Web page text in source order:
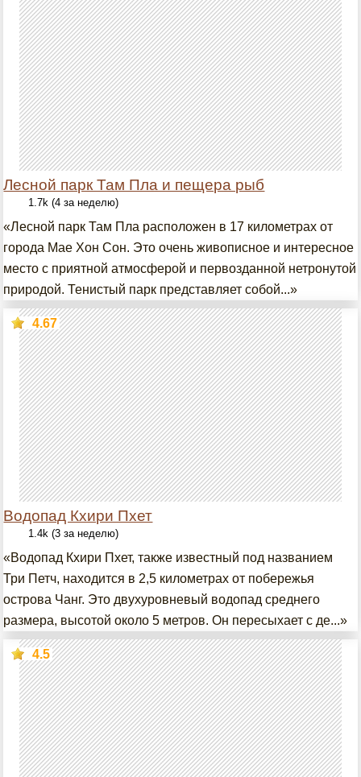
Лесной парк Там Пла и пещера рыб
1.7k (4 за неделю)
«Лесной парк Там Пла расположен в 17 километрах от
города Мае Хон Сон. Это очень живописное и интересное
место с приятной атмосферой и первозданной нетронутой
природой. Тенистый парк представляет собой...»
Водопад Кхири Пхет
4.67
1.4k (3 за неделю)
«Водопад Кхири Пхет, также известный под названием
Три Петч, находится в 2,5 километрах от побережья
острова Чанг. Это двухуровневый водопад среднего
размера, высотой около 5 метров. Он пересыхает с де...»
4.5